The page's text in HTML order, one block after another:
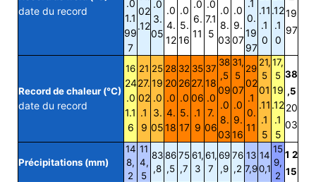
date du record
.0
1.1
99
7
02
.12
.0
3.
05
.0
4.
12
.0
5.
16
.0
6.
11
.0
7.1
5
.0
8.
03
.0
9.
07
.1
0.
19
97
.11
.1
0
.12
.1
0
19
97
Record de chaleur (°C)
date du record
16
24
.0
1.1
6
21
27.
02
.1
9
25
19
.0
3.
05
28
20
.0
4.
18
32
26
.0
5.
17
35
27.
06
.1
9
37
18
.0
7.
06
38
,5
09
.0
8.
03
31,
5
07
.0
9.
16
29
02
.1
0.
11
21,
5
01
.11
.1
5
17,
5
19
.12
.1
5
38
,5
20
03
Précipitations (mm)
14
8,
2
11
4,
5
83
,8
86
,5
75
,7
61,
3
61,
7
69
,9
76
,2
13
7,9
14
0,1
15
9,
2
1 2
15